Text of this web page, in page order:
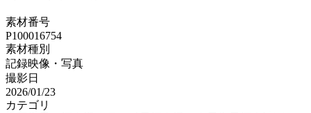
素材番号
P100016754
素材種別
記録映像・写真
撮影日
2026/01/23
カテゴリ